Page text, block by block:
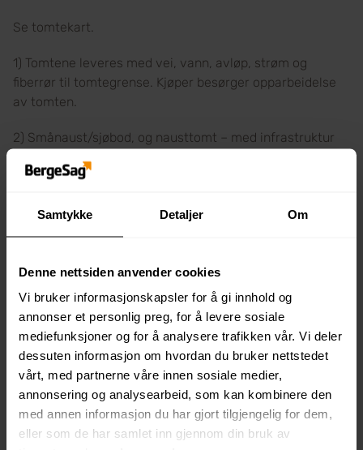
Samtykke Detaljer Om
Denne nettsiden anvender cookies
Vi bruker informasjonskapsler for å gi innhold og
annonser et personlig preg, for å levere sosiale
mediefunksjoner og for å analysere trafikken vår. Vi deler
dessuten informasjon om hvordan du bruker nettstedet
vårt, med partnerne våre innen sosiale medier,
annonsering og analysearbeid, som kan kombinere den
med annen informasjon du har gjort tilgjengelig for dem,
eller som de har samlet inn gjennom din bruk av
Se tomtekart.
1) Tomtene leveres med vei, vann, avløp, strøm og
fiberrør til tomtegrense. Kjøper besørger opparbeidelse
av tomten.
2) Smånaust/sjøbod, og nausttomt – med infrastruktur
etter avtale.
tomteverdi og gebyrer skjøte utover tomtepris. (Inkludert
Berge Sag tar forbehold om feil i tekst og vedlegg.
Kontakt selgere for å avtale visning/befaring på tomta!
Tomt 11 på feltet Kvitaneset er en svært attraktiv og unik
tomt med fantastisk utsikt og nærhet til sjøen og
Buavåg.
Her er det også inkludert nausttomt rett foran
bolig/hyttetomta! Gnr. 52 Bnr. 139 er eiendommen for
nausttomt.